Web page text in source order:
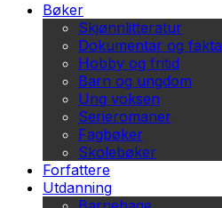
Bøker
Skjønnlitteratur
Dokumentar og fakta
Hobby og fritid
Barn og ungdom
Ung voksen
Serieromaner
Fagbøker
Skolebøker
Forfattere
Utdanning